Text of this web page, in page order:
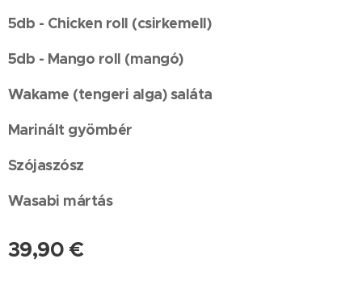
5db - Chicken roll (csirkemell)
5db - Mango roll (mangó)
Wakame (tengeri alga) saláta
Marinált gyömbér
Szójaszósz
Wasabi mártás
39,90 €